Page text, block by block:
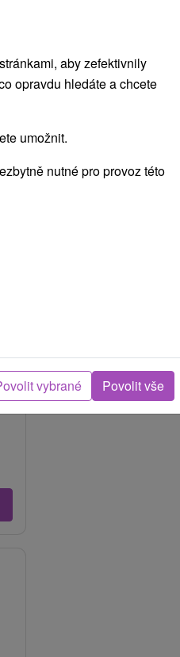
aby zefektivnily
opravdu hledáte a chcete
umožnit.
nutné pro provoz této
vybrané Povolit vše